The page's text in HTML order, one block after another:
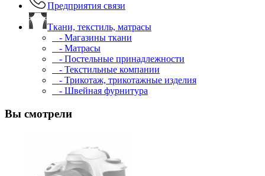
Предприятия связи
Ткани, текстиль, матрасы
- Магазины ткани
- Матрасы
- Постельные принадлежности
- Текстильные компании
- Трикотаж, трикотажные изделия
- Швейная фурнитура
Вы смотрели